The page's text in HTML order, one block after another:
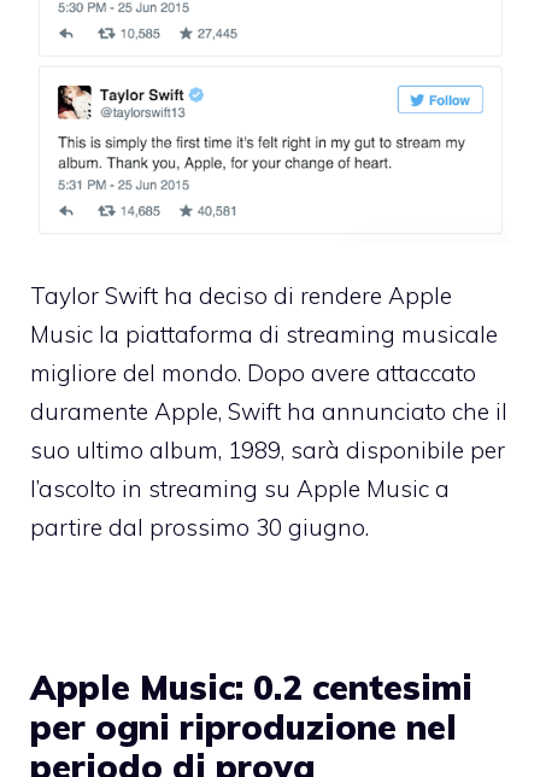
Taylor Swift ha deciso di rendere Apple
Music la piattaforma di streaming musicale
migliore del mondo. Dopo avere attaccato
duramente Apple, Swift ha annunciato che il
suo ultimo album, 1989, sarà disponibile per
l’ascolto in streaming su Apple Music a
partire dal prossimo 30 giugno.
Apple Music: 0.2 centesimi
per ogni riproduzione nel
periodo di prova